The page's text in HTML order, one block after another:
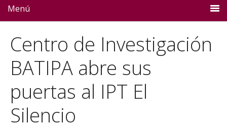
Menú
Centro de Investigación
BATIPA abre sus
puertas al IPT El
Silencio